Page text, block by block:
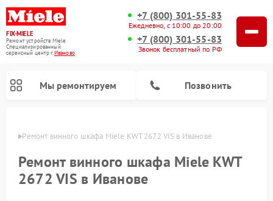
FIX-MIELE
Ремонт устройств Miele
Специализированный
cервисный центр г.Иваново
+7 (800) 301-55-83
Ежедневно, с 10:00 до 20:00
+7 (800) 301-55-83
Звонок бесплатный по РФ
Мы ремонтируем Позвонить
Ремонт винного шкафа Miele KWT 2672 VIS в Иванове
Ремонт винного шкафа Miele KWT
2672 VIS в Иванове